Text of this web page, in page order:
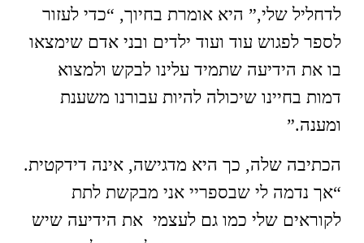
לדחליל שלי,” היא אומרת בחיוך, “כדי לעזור
לספר לפגוש עוד ועוד ילדים ובני אדם שימצאו
בו את הידיעה שתמיד עלינו לבקש ולמצוא
דמות בחיינו שיכולה להיות עבורנו משענת
ומענה.”
הכתיבה שלה, כך היא מדגישה, אינה דידקטית.
“אך נדמה לי שבספריי אני מבקשת לתת
לקוראים שלי כמו גם לעצמי את הידיעה שיש